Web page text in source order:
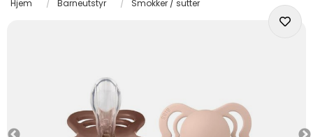
Hjem / Barneutstyr / Smokker / sutter